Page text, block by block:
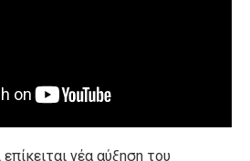
νέα αύξηση του